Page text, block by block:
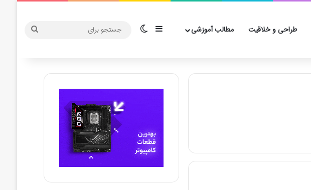
طراحی و خلاقیت مطالب آموزشی سایدبارتغییر پوسته
جستجو